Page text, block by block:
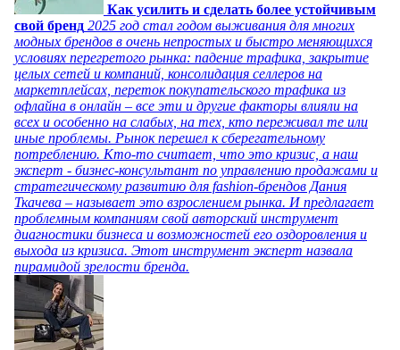
Как усилить и сделать более устойчивым
свой бренд 2025 год стал годом выживания для многих
модных брендов в очень непростых и быстро меняющихся
условиях перегретого рынка: падение трафика, закрытие
целых сетей и компаний, консолидация селлеров на
маркетплейсах, переток покупательского трафика из
офлайна в онлайн – все эти и другие факторы влияли на
всех и особенно на слабых, на тех, кто переживал те или
иные проблемы. Рынок перешел к сберегательному
потреблению. Кто-то считает, что это кризис, а наш
эксперт - бизнес-консультант по управлению продажами и
стратегическому развитию для fashion-брендов Дания
Ткачева – называет это взрослением рынка. И предлагает
проблемным компаниям свой авторский инструмент
диагностики бизнеса и возможностей его оздоровления и
выхода из кризиса. Этот инструмент эксперт назвала
пирамидой зрелости бренда.